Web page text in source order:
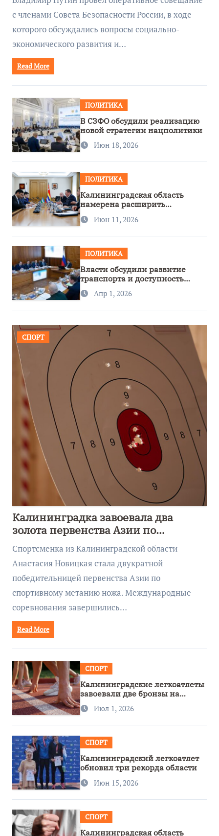
с членами Совета Безопасности России, в ходе
которого обсуждались вопросы социально-
экономического развития и…
Read More
ПОЛИТИКА
В СЗФО обсудили реализацию
новой стратегии нацполитики
Июн 18, 2026
ПОЛИТИКА
Калининградская область
намерена расширить
сотрудничество с Узбекистаном
Июн 11, 2026
ПОЛИТИКА
Власти обсудили развитие
транспорта и доступность
региона
Апр 1, 2026
СПОРТ
Калининградка завоевала два
золота первенства Азии по
метанию ножа
Спортсменка из Калининградской области
Анастасия Новицкая стала двукратной
победительницей первенства Азии по
спортивному метанию ножа. Международные
соревнования завершились…
Read More
СПОРТ
Калининградские легкоатлеты
завоевали две бронзы на
первенстве России
Июл 1, 2026
СПОРТ
Калининградский легкоатлет
обновил три рекорда области
Июн 15, 2026
СПОРТ
Калининградская область